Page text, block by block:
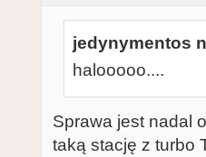
jedynymentos
halooooo....
Sprawa jest nadal
taką stację z turbo